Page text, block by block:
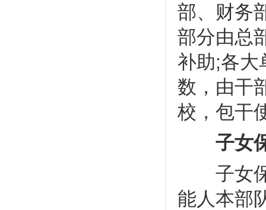
部、财务
部分由总
补助;各大
数，由干
校，包干
子女保
子女保
能人本部